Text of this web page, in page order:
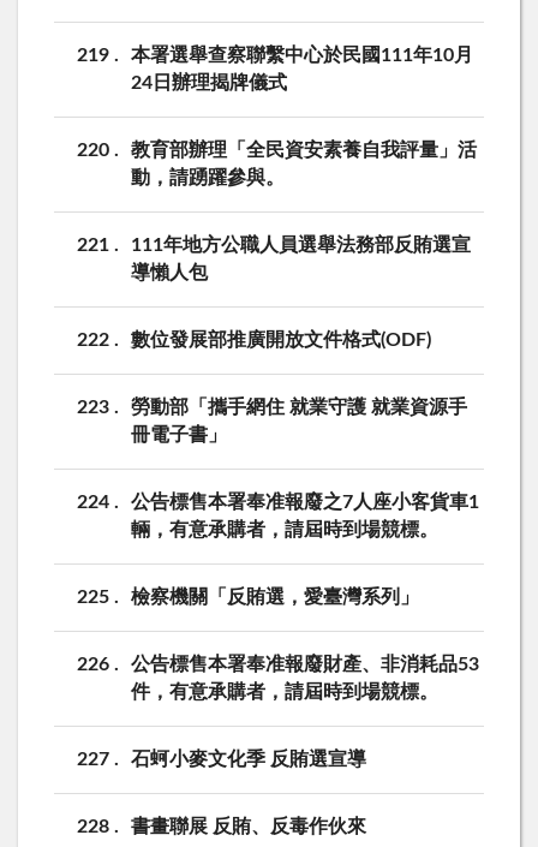
219
本署選舉查察聯繫中心於民國111年10月
24日辦理揭牌儀式
220
教育部辦理「全民資安素養自我評量」活
動，請踴躍參與。
221
111年地方公職人員選舉法務部反賄選宣
導懶人包
222 數位發展部推廣開放文件格式(ODF)
223
勞動部「攜手網住 就業守護 就業資源手
冊電子書」
224
公告標售本署奉准報廢之7人座小客貨車1
輛，有意承購者，請屆時到場競標。
225 檢察機關「反賄選，愛臺灣系列」
226
公告標售本署奉准報廢財產、非消耗品53
件，有意承購者，請屆時到場競標。
227 石蚵小麥文化季 反賄選宣導
228 書畫聯展 反賄、反毒作伙來